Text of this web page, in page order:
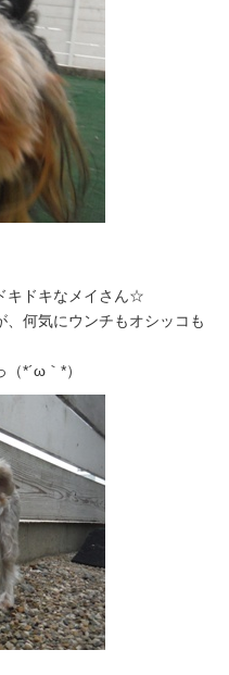
キドキなメイさん☆
何気にウンチもオシッコも
*´ω｀*）